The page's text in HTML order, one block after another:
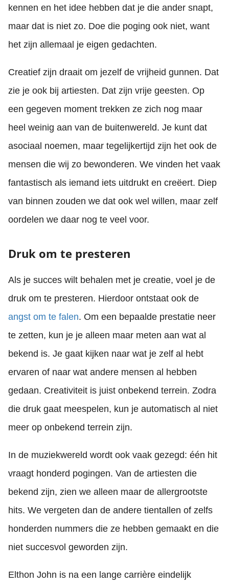
kennen en het idee hebben dat je die ander snapt,
maar dat is niet zo. Doe die poging ook niet, want
het zijn allemaal je eigen gedachten.
Creatief zijn draait om jezelf de vrijheid gunnen. Dat
zie je ook bij artiesten. Dat zijn vrije geesten. Op
een gegeven moment trekken ze zich nog maar
heel weinig aan van de buitenwereld. Je kunt dat
asociaal noemen, maar tegelijkertijd zijn het ook de
mensen die wij zo bewonderen. We vinden het vaak
fantastisch als iemand iets uitdrukt en creëert. Diep
van binnen zouden we dat ook wel willen, maar zelf
oordelen we daar nog te veel voor.
Druk om te presteren
Als je succes wilt behalen met je creatie, voel je de
druk om te presteren. Hierdoor ontstaat ook de
angst om te falen. Om een bepaalde prestatie neer
te zetten, kun je je alleen maar meten aan wat al
bekend is. Je gaat kijken naar wat je zelf al hebt
ervaren of naar wat andere mensen al hebben
gedaan. Creativiteit is juist onbekend terrein. Zodra
die druk gaat meespelen, kun je automatisch al niet
meer op onbekend terrein zijn.
In de muziekwereld wordt ook vaak gezegd: één hit
vraagt honderd pogingen. Van de artiesten die
bekend zijn, zien we alleen maar de allergrootste
hits. We vergeten dan de andere tientallen of zelfs
honderden nummers die ze hebben gemaakt en die
niet succesvol geworden zijn.
Elthon John is na een lange carrière eindelijk